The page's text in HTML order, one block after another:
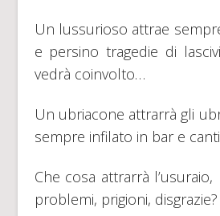
Un lussurioso attrae
e persino tragedie di
vedrà coinvolto…
Un ubriacone attrarrà gli
sempre infilato in bar e
Che cosa attrarrà l’usuraio,
problemi, prigioni, disgrazie?